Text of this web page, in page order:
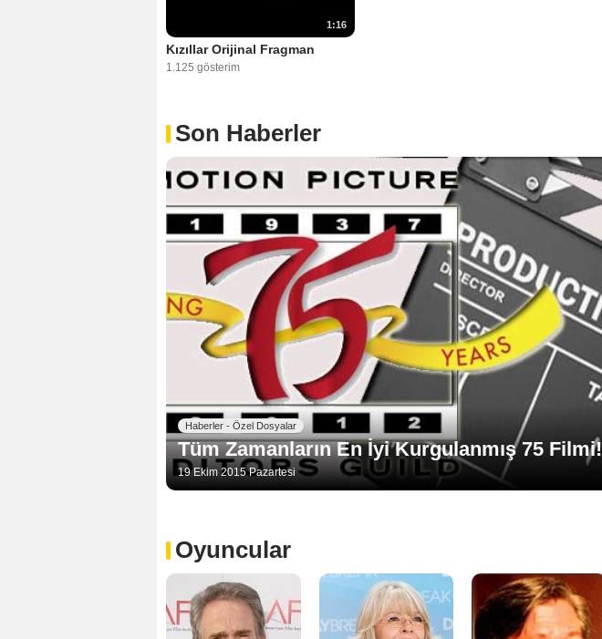
1:16
Kızıllar Orijinal Fragman
1.125 gösterim
Son Haberler
Haberler - Özel Dosyalar
Tüm Zamanların En İyi Kurgulanmış 75 Filmi!
19 Ekim 2015 Pazartesi
Oyuncular